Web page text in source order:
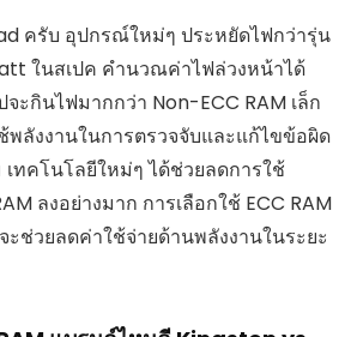
ครับ อุปกรณ์ใหม่ๆ ประหยัดไฟกว่ารุ่น
ในสเปค คำนวณค่าไฟล่วงหน้าได้
จะกินไฟมากกว่า Non-ECC RAM เล็ก
พลังงานในการตรวจจับและแก้ไขข้อผิด
ทคโนโลยีใหม่ๆ ได้ช่วยลดการใช้
ลงอย่างมาก การเลือกใช้ ECC RAM
ช่วยลดค่าใช้จ่ายด้านพลังงานในระยะ